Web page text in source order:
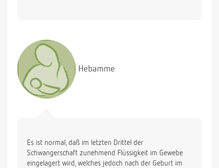
Hebamme
Es ist normal, daß im letzten Drittel der
Schwangerschaft zunehmend Flüssigkeit im Gewebe
eingelagert wird, welches jedoch nach der Geburt im